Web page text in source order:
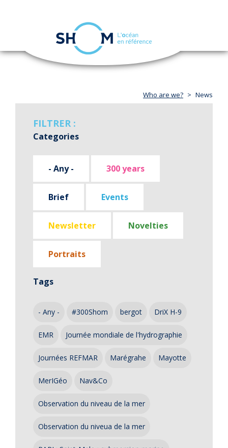
Skip
navigation
Who are we? News
FILTRER :
Categories
- Any - 300 years
Brief Events
Newsletter Novelties
Portraits
Tags
- Any - #300Shom bergot DriX H-9
EMR Journée mondiale de l'hydrographie
Journées REFMAR Marégrahe Mayotte
MerIGéo Nav&Co
Observation du niveau de la mer
Observation du niveua de la mer